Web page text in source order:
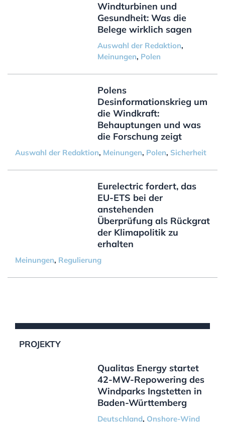
Windturbinen und
Gesundheit: Was die
Belege wirklich sagen
Auswahl der Redaktion,
Meinungen, Polen
Polens
Desinformationskrieg um
die Windkraft:
Behauptungen und was
die Forschung zeigt
Auswahl der Redaktion, Meinungen, Polen, Sicherheit
Eurelectric fordert, das
EU-ETS bei der
anstehenden
Überprüfung als Rückgrat
der Klimapolitik zu
erhalten
Meinungen, Regulierung
PROJEKTY
Qualitas Energy startet
42-MW-Repowering des
Windparks Ingstetten in
Baden-Württemberg
Deutschland, Onshore-Wind